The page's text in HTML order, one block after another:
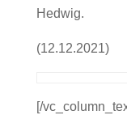
Hedwig.
(12.12.2021)
[/